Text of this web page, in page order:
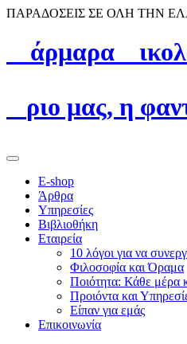
ΠΑΡΑΔΟΣΕΙΣ ΣΕ ΟΛΗ ΤΗΝ
άρμαρα
ριο μας, η
E-shop
Άρθρα
Υπηρεσίες
Βιβλιοθήκη
Εταιρεία
10 λόγοι για να
Φιλοσοφία και Όραμα
Ποιότητα: Κάθε μέρα
Προιόντα και
Είπαν για εμάς
Επικοινωνία